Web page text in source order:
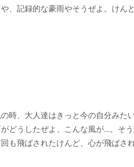
、記録的な豪雨やそうぜよ。けんど
時、大人達はきっと今の自分みた
どうしたぜよ、こんな風が...。そ
も飛ばされたけんど、心が飛ばさ